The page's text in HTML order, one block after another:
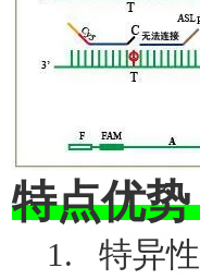
特点优势
1. 特异性